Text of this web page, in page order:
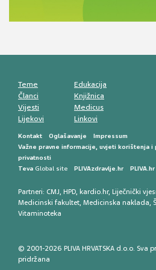
smetnji do rane onkološke
Teme
Članci
Vijesti
Lijekovi
Edukacija
Knjižnica
Medicus
Linkovi
Kontakt Oglašavanje
Impressum
Važne pravne informacije, uvjeti korištenja i
privatnosti
Teva Global site PLIVAzdravlje.hr PLIVA.hr
Partneri: CMJ, HPD, kardio.hr, Liječnički
Medicinski fakultet, Medicinska naklada,
Vitaminoteka
© 2001-2026 PLIVA HRVATSKA d.o.o. Sva
pridržana